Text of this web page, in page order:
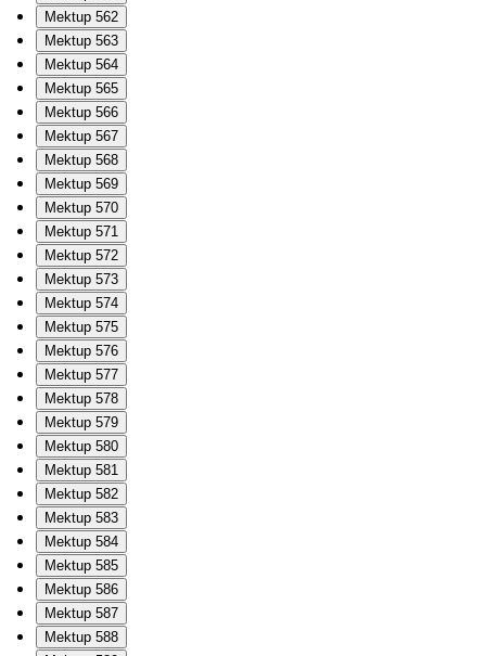
Mektup 562
Mektup 563
Mektup 564
Mektup 565
Mektup 566
Mektup 567
Mektup 568
Mektup 569
Mektup 570
Mektup 571
Mektup 572
Mektup 573
Mektup 574
Mektup 575
Mektup 576
Mektup 577
Mektup 578
Mektup 579
Mektup 580
Mektup 581
Mektup 582
Mektup 583
Mektup 584
Mektup 585
Mektup 586
Mektup 587
Mektup 588